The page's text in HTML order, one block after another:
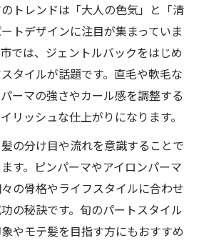
トレンドは「大人の色気」と「清
トデザインに注目が集まっていま
では、ジェントルバックをはじめ
タイルが話題です。直毛や軟毛な
ーマの強さやカール感を調整する
リッシュな仕上がりになります。
の分け目や流れを意識することで
す。ピンパーマやアイロンパーマ
の骨格やライフスタイルに合わせ
の秘訣です。旬のパートスタイル
やモテ髪を目指す方にもおすすめ